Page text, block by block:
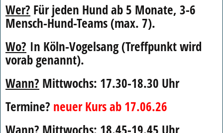
Wer? Für jeden Hund ab 5 Monate, 3-6
Mensch-Hund-Teams (max. 7).
Wo? In Köln-Vogelsang (Treffpunkt wird
vorab genannt).
Wann? Mittwochs: 17.30-18.30 Uhr
Termine? neuer Kurs ab 17.06.26
Wann? Mittwochs: 18.45-19.45 Uhr